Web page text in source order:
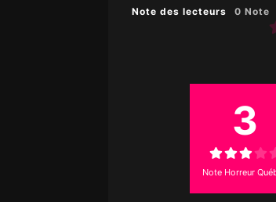
Note des lecteurs 0 Note
3
Note Horreur